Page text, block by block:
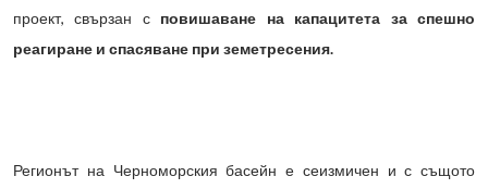
проект, свързан с повишаване на капацитета за спешно
реагиране и спасяване при земетресения.
Регионът на Черноморския басейн е сеизмичен и с същото